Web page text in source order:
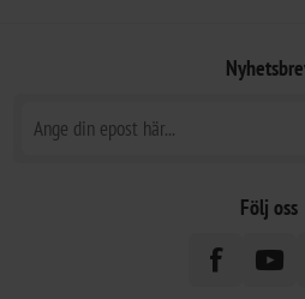
Följ oss